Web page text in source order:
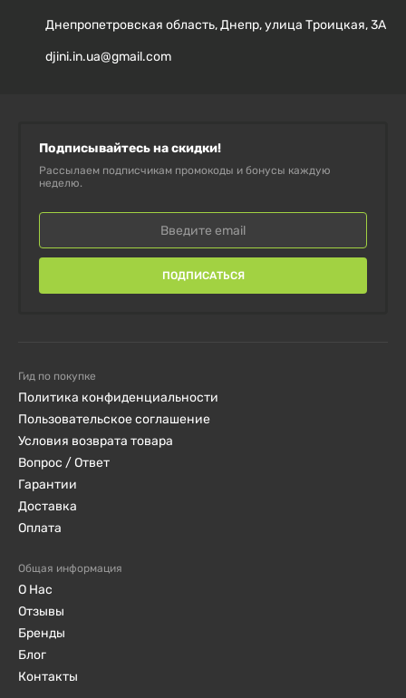
Днепропетровская область, Днепр, улица Троицкая, 3А
djini.in.ua@gmail.com
Подписывайтесь на скидки!
Рассылаем подписчикам промокоды и бонусы каждую
неделю.
ПОДПИСАТЬСЯ
Гид по покупке
Политика конфиденциальности
Пользовательское соглашение
Условия возврата товара
Вопрос / Ответ
Гарантии
Доставка
Оплата
Общая информация
О Нас
Отзывы
Бренды
Блог
Контакты